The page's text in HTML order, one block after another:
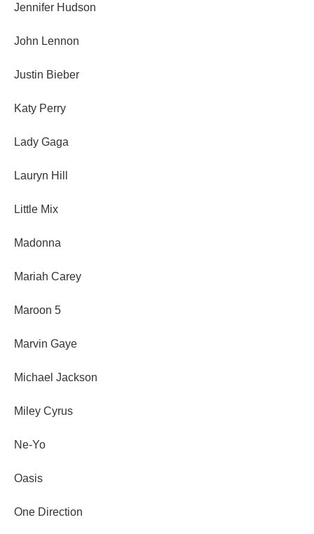
Jennifer Hudson
John Lennon
Justin Bieber
Katy Perry
Lady Gaga
Lauryn Hill
Little Mix
Madonna
Mariah Carey
Maroon 5
Marvin Gaye
Michael Jackson
Miley Cyrus
Ne-Yo
Oasis
One Direction